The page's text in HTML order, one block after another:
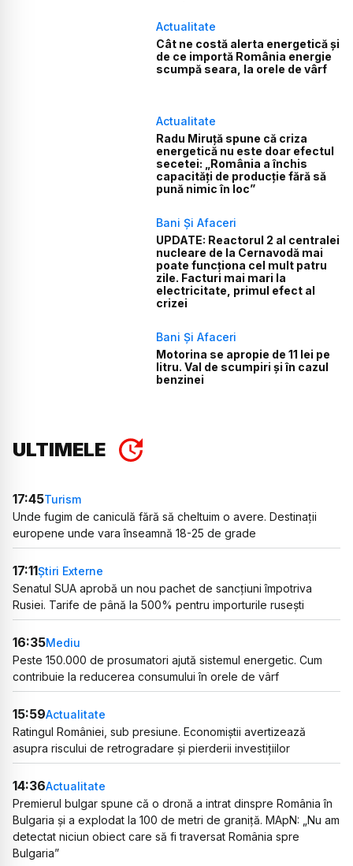
Actualitate
Cât ne costă alerta energetică și
de ce importă România energie
scumpă seara, la orele de vârf
Actualitate
Radu Miruță spune că criza
energetică nu este doar efectul
secetei: „România a închis
capacități de producție fără să
pună nimic în loc”
Bani Și Afaceri
UPDATE: Reactorul 2 al centralei
nucleare de la Cernavodă mai
poate funcționa cel mult patru
zile. Facturi mai mari la
electricitate, primul efect al
crizei
Bani Și Afaceri
Motorina se apropie de 11 lei pe
litru. Val de scumpiri și în cazul
benzinei
ULTIMELE
17:45Turism
Unde fugim de caniculă fără să cheltuim o avere. Destinații
europene unde vara înseamnă 18-25 de grade
17:11Știri Externe
Senatul SUA aprobă un nou pachet de sancțiuni împotriva
Rusiei. Tarife de până la 500% pentru importurile rusești
16:35Mediu
Peste 150.000 de prosumatori ajută sistemul energetic. Cum
contribuie la reducerea consumului în orele de vârf
15:59Actualitate
Ratingul României, sub presiune. Economiștii avertizează
asupra riscului de retrogradare și pierderii investițiilor
14:36Actualitate
Premierul bulgar spune că o dronă a intrat dinspre România în
Bulgaria și a explodat la 100 de metri de graniță. MApN: „Nu am
detectat niciun obiect care să fi traversat România spre
Bulgaria”